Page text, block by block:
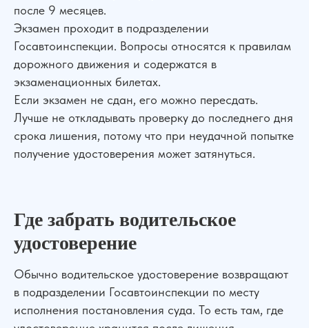
после 9 месяцев.
Экзамен проходит в подразделении
Госавтоинспекции. Вопросы относятся к правилам
дорожного движения и содержатся в
экзаменационных билетах.
Если экзамен не сдан, его можно пересдать.
Лучше не откладывать проверку до последнего дня
срока лишения, потому что при неудачной попытке
получение удостоверения может затянуться.
Где забрать водительское
удостоверение
Обычно водительское удостоверение возвращают
в подразделении Госавтоинспекции по месту
исполнения постановления суда. То есть там, где